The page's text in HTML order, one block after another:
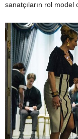
sanatçıların rol